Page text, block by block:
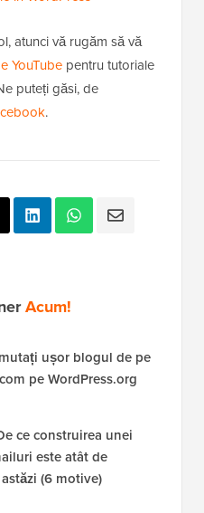
atunci vă rugăm să vă
YouTube pentru tutoriale
puteți găsi, de
.
Acum!
ușor blogul de pe
pe WordPress.org
ce construirea unei
este atât de
(6 motive)